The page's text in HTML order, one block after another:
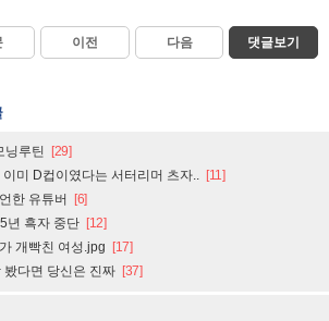
이전 다음 댓글보기
닝루틴 [29]
이미 D컵이였다는 서터리머 츠자.. [11]
한 유튜버 [6]
년 흑자 중단 [12]
개빡친 여성.jpg [17]
봤다면 당신은 진짜 [37]